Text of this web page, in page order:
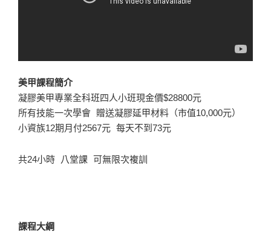
美甲課程簡介
凝膠美甲專業全科班四人小班現金價$28800元
所有技能一次學會 贈送凝膠延甲材料（市值10,000元）
小資族12期月付2567元 每天不到73元
共24小時 八堂課 可無限次複訓
課程大綱